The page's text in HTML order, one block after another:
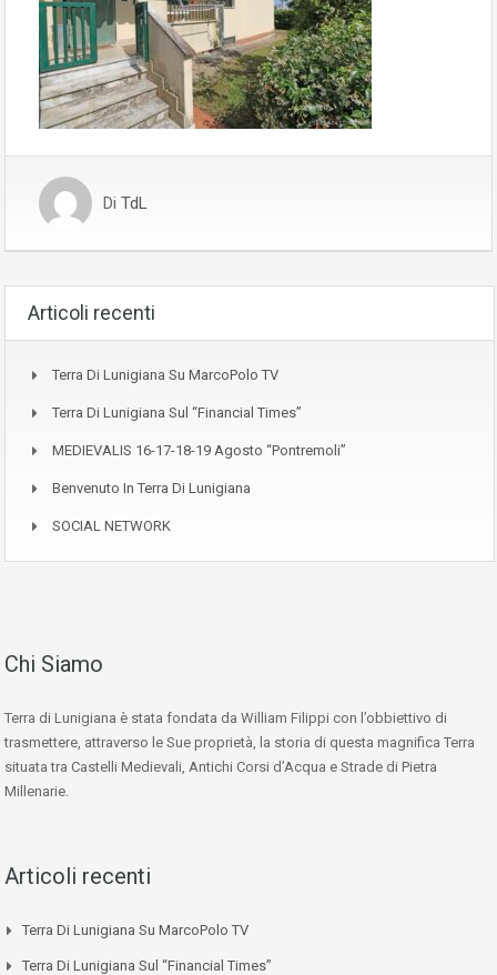
Di TdL
Articoli recenti
Terra Di Lunigiana Su MarcoPolo TV
Terra Di Lunigiana Sul “Financial Times”
MEDIEVALIS 16-17-18-19 Agosto “Pontremoli”
Benvenuto In Terra Di Lunigiana
SOCIAL NETWORK
Chi Siamo
Terra di Lunigiana è stata fondata da William Filippi con l’obbiettivo di
trasmettere, attraverso le Sue proprietà, la storia di questa magnifica Terra
situata tra Castelli Medievali, Antichi Corsi d’Acqua e Strade di Pietra
Millenarie.
Articoli recenti
Terra Di Lunigiana Su MarcoPolo TV
Terra Di Lunigiana Sul “Financial Times”